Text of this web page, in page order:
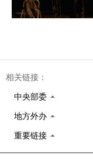
相关链接：
中央部委
地方外办
重要链接